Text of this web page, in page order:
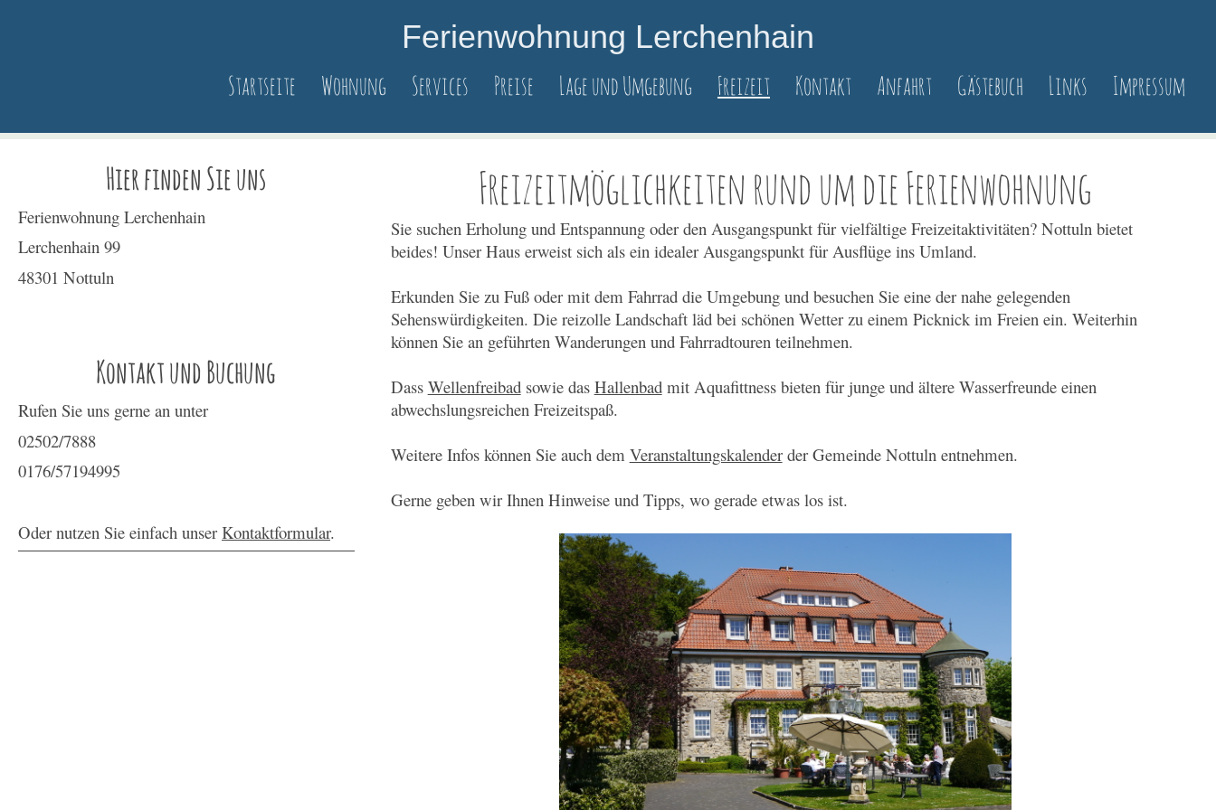
Ferienwohnung Lerchenhain
Startseite Wohnung Services Preise Lage und Umgebung Freizeit Kontakt Anfahrt Gästebuch Links Impressum
Freizeitmöglichkeiten rund um dieFerienwohnung
Sie suchen Erholung und Entspannung oder den Ausgangspunkt für vielfältige Freizeitaktivitäten? Nottuln bietet
beides! Unser Haus erweist sich als ein idealer Ausgangspunkt für Ausflüge ins Umland.
Erkunden Sie zu Fuß oder mit dem Fahrrad die Umgebung und besuchen Sie eine der nahe gelegenden
Sehenswürdigkeiten. Die reizolle Landschaft läd bei schönen Wetter zu einem Picknick im Freien ein. Weiterhin
können Sie an geführten Wanderungen und Fahrradtouren teilnehmen.
Dass Wellenfreibadsowie das Hallenbadmit Aquafittness bieten für junge und ältere Wasserfreunde einen
abwechslungsreichen Freizeitspaß.
Weitere Infos können Sie auch dem Veranstaltungskalenderder Gemeinde Nottuln entnehmen.
Gerne geben wir Ihnen Hinweise und Tipps, wo gerade etwas los ist.
Hier finden Sie uns
Ferienwohnung Lerchenhain
Lerchenhain 99
48301 Nottuln
Kontakt und Buchung
Rufen Sie uns gerne an unter
02502/7888
0176/57194995
Oder nutzen Sie einfach unser Kontaktformular.